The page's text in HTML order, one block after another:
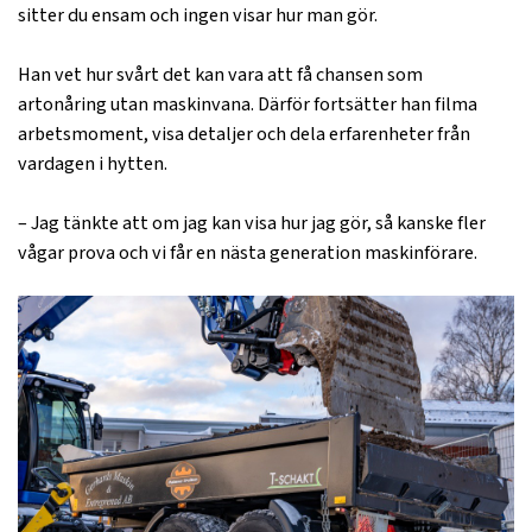
sitter du ensam och ingen visar hur man gör.
Han vet hur svårt det kan vara att få chansen som
artonåring utan maskinvana. Därför fortsätter han filma
arbetsmoment, visa detaljer och dela erfarenheter från
vardagen i hytten.
– Jag tänkte att om jag kan visa hur jag gör, så kanske fler
vågar prova och vi får en nästa generation maskinförare.